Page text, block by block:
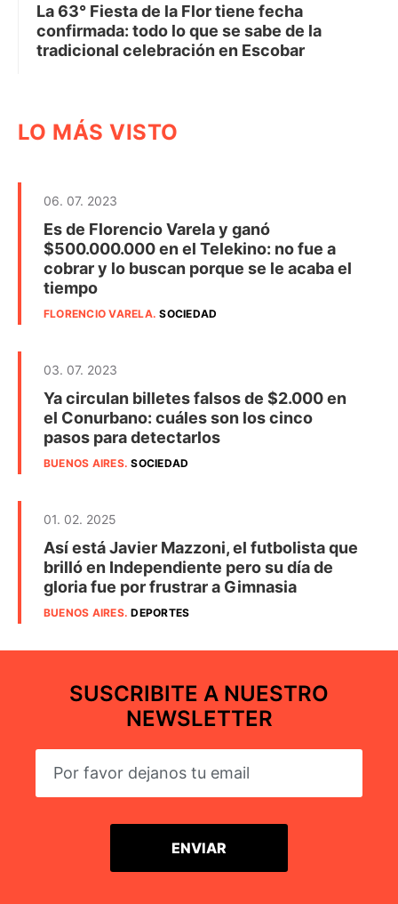
La 63° Fiesta de la Flor tiene fecha
confirmada: todo lo que se sabe de la
tradicional celebración en Escobar
LO MÁS VISTO
06. 07. 2023
Es de Florencio Varela y ganó
$500.000.000 en el Telekino: no fue a
cobrar y lo buscan porque se le acaba el
tiempo
FLORENCIO VARELA.SOCIEDAD
03. 07. 2023
Ya circulan billetes falsos de $2.000 en
el Conurbano: cuáles son los cinco
pasos para detectarlos
BUENOS AIRES.SOCIEDAD
01. 02. 2025
Así está Javier Mazzoni, el futbolista que
brilló en Independiente pero su día de
gloria fue por frustrar a Gimnasia
BUENOS AIRES.DEPORTES
SUSCRIBITE A NUESTRO
NEWSLETTER